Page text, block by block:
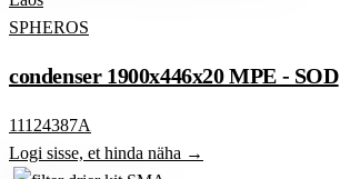
SPHEROS
condenser 1900x446x20 MPE - SOD
11124387A
Logi sisse, et hinda näha →